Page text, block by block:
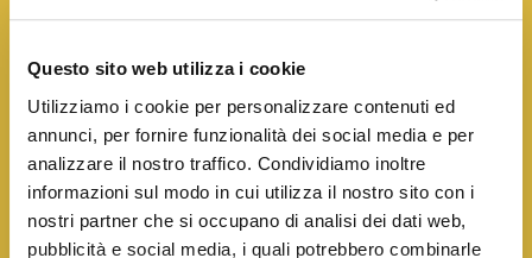
Questo sito web utilizza i cookie
Utilizziamo i cookie per personalizzare contenuti ed
annunci, per fornire funzionalità dei social media e per
analizzare il nostro traffico. Condividiamo inoltre
informazioni sul modo in cui utilizza il nostro sito con i
nostri partner che si occupano di analisi dei dati web,
pubblicità e social media, i quali potrebbero combinarle
EHAI CAPACITÀ COMMERCIALI?
Sailpost è un brand consolidato nel mercato postale e sta
cercando un imprenditore come te per ampliare la sua
copertura in Italia! Dopo 20 anni, possiamo essere
orgogliosi di avere oltre 140 Agenzie in Italia. Siamo infatti